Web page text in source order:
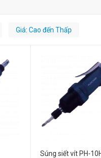
Giá: Cao đến Thấp
Súng siết vít PH-